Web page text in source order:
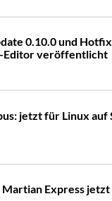
0.10.0 und
Editor veröffentlicht
jetzt für Linux auf
Express